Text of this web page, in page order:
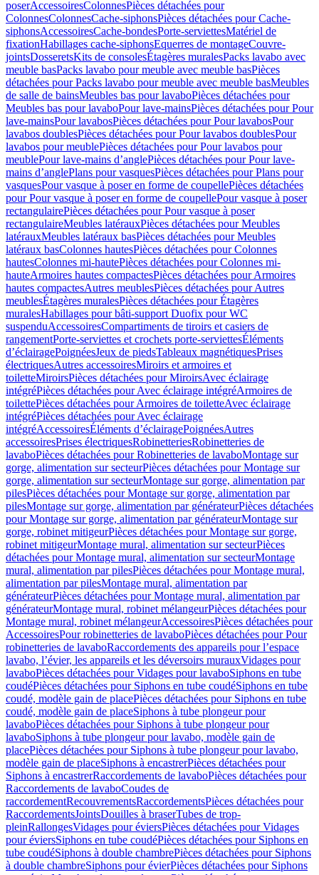
poserAccessoiresColonnesPièces détachées pour
ColonnesColonnesCache-siphonsPièces détachées pour Cache-
siphonsAccessoiresCache-bondesPorte-serviettesMatériel de
fixationHabillages cache-siphonsEquerres de montageCouvre-
jointsDosseretsKits de consolesÉtagères muralesPacks lavabo avec
meuble basPacks lavabo pour meuble avec meuble basPièces
détachées pour Packs lavabo pour meuble avec meuble basMeubles
de salle de bainsMeubles bas pour lavaboPièces détachées pour
Meubles bas pour lavaboPour lave-mainsPièces détachées pour Pour
lave-mainsPour lavabosPièces détachées pour Pour lavabosPour
lavabos doublesPièces détachées pour Pour lavabos doublesPour
lavabos pour meublePièces détachées pour Pour lavabos pour
meublePour lave-mains d’anglePièces détachées pour Pour lave-
mains d’anglePlans pour vasquesPièces détachées pour Plans pour
vasquesPour vasque à poser en forme de coupellePièces détachées
pour Pour vasque à poser en forme de coupellePour vasque à poser
rectangulairePièces détachées pour Pour vasque à poser
rectangulaireMeubles latérauxPièces détachées pour Meubles
latérauxMeubles latéraux basPièces détachées pour Meubles
latéraux basColonnes hautesPièces détachées pour Colonnes
hautesColonnes mi-hautePièces détachées pour Colonnes mi-
hauteArmoires hautes compactesPièces détachées pour Armoires
hautes compactesAutres meublesPièces détachées pour Autres
meublesÉtagères muralesPièces détachées pour Étagères
muralesHabillages pour bâti-support Duofix pour WC
suspenduAccessoiresCompartiments de tiroirs et casiers de
rangementPorte-serviettes et crochets porte-serviettesÉléments
d’éclairagePoignéesJeux de piedsTableaux magnétiquesPrises
électriquesAutres accessoiresMiroirs et armoires et
toiletteMiroirsPièces détachées pour MiroirsAvec éclairage
intégréPièces détachées pour Avec éclairage intégréArmoires de
toilettePièces détachées pour Armoires de toiletteAvec éclairage
intégréPièces détachées pour Avec éclairage
intégréAccessoiresÉléments d’éclairagePoignéesAutres
accessoiresPrises électriquesRobinetteriesRobinetteries de
lavaboPièces détachées pour Robinetteries de lavaboMontage sur
gorge, alimentation sur secteurPièces détachées pour Montage sur
gorge, alimentation sur secteurMontage sur gorge, alimentation par
pilesPièces détachées pour Montage sur gorge, alimentation par
pilesMontage sur gorge, alimentation par générateurPièces détachées
pour Montage sur gorge, alimentation par générateurMontage sur
gorge, robinet mitigeurPièces détachées pour Montage sur gorge,
robinet mitigeurMontage mural, alimentation sur secteurPièces
détachées pour Montage mural, alimentation sur secteurMontage
mural, alimentation par pilesPièces détachées pour Montage mural,
alimentation par pilesMontage mural, alimentation par
générateurPièces détachées pour Montage mural, alimentation par
générateurMontage mural, robinet mélangeurPièces détachées pour
Montage mural, robinet mélangeurAccessoiresPièces détachées pour
AccessoiresPour robinetteries de lavaboPièces détachées pour Pour
robinetteries de lavaboRaccordements des appareils pour l’espace
lavabo, l’évier, les appareils et les déversoirs murauxVidages pour
lavaboPièces détachées pour Vidages pour lavaboSiphons en tube
coudéPièces détachées pour Siphons en tube coudéSiphons en tube
coudé, modèle gain de placePièces détachées pour Siphons en tube
coudé, modèle gain de placeSiphons à tube plongeur pour
lavaboPièces détachées pour Siphons à tube plongeur pour
lavaboSiphons à tube plongeur pour lavabo, modèle gain de
placePièces détachées pour Siphons à tube plongeur pour lavabo,
modèle gain de placeSiphons à encastrerPièces détachées pour
Siphons à encastrerRaccordements de lavaboPièces détachées pour
Raccordements de lavaboCoudes de
raccordementRecouvrementsRaccordementsPièces détachées pour
RaccordementsJointsDouilles à braserTubes de trop-
pleinRallongesVidages pour éviersPièces détachées pour Vidages
pour éviersSiphons en tube coudéPièces détachées pour Siphons en
tube coudéSiphons à double chambrePièces détachées pour Siphons
à double chambreSiphons pour évierPièces détachées pour Siphons